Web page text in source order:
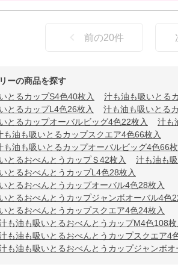
前の20件
ーの商品を探す
とるカップS4色40枚入
汁も油も吸いとる
とるカップL4色26枚入
汁も油も吸いとる
とるカップオーバルビッグ4色22枚入
汁も
も油も吸いとるカップスクエア4色66枚入
も油も吸いとるカップオーバルビッグ4色66
とるおべんとうカップＳ42枚入
汁も油も
とるおべんとうカップL4色28枚入
とるおべんとうカップオーバル4色28枚入
とるおべんとうカップジャンボオーバル4色
とるおべんとうカップスクエア4色24枚入
も油も吸いとるおべんとうカップM4色108
も油も吸いとるおべんとうカップスクエア4
も油も吸いとるおべんとうカップジャンボ